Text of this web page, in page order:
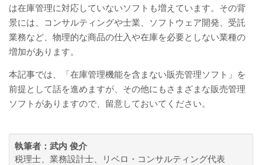
は在庫管理に対応していないソフトも増えています。その背
景には、コンサルティングや士業、ソフトウェア開発、受託
業務など、物理的な商品の仕入や在庫を必要としない業種の
増加があります。
本記事では、「在庫管理機能を含まない販売管理ソフト」を
前提として話を進めますが、その他にもさまざまな販売管理
ソフトがありますので、留意しておいてください。
執筆者： 武内 俊介
税理士、業務設計士、リベロ・コンサルティング代表